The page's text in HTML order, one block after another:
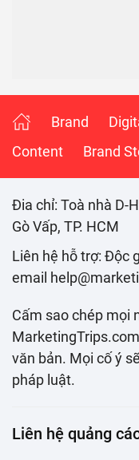
Brand
Content
Brand
Đia chỉ: Toà nhà D-
Gò Vấp, TP. HCM
Liên hệ hỗ trợ: Độc
email
Cấm sao chép mọi
văn bản. Mọi cố ý
pháp luật.
Liên hệ quảng